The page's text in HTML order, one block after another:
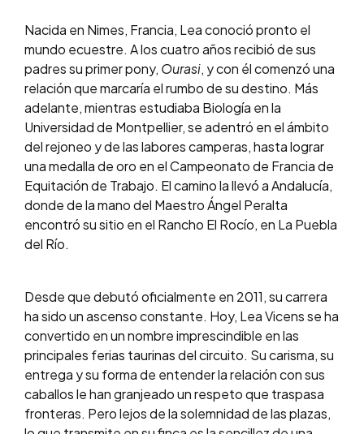
Nacida en Nimes, Francia, Lea conoció pronto el
mundo ecuestre. A los cuatro años recibió de sus
padres su primer pony, Ourasi, y con él comenzó una
relación que marcaría el rumbo de su destino. Más
adelante, mientras estudiaba Biología en la
Universidad de Montpellier, se adentró en el ámbito
del rejoneo y de las labores camperas, hasta lograr
una medalla de oro en el Campeonato de Francia de
Equitación de Trabajo. El camino la llevó a Andalucía,
donde de la mano del Maestro Ángel Peralta
encontró su sitio en el Rancho El Rocío, en La Puebla
del Río.
Desde que debutó oficialmente en 2011, su carrera
ha sido un ascenso constante. Hoy, Lea Vicens se ha
convertido en un nombre imprescindible en las
principales ferias taurinas del circuito. Su carisma, su
entrega y su forma de entender la relación con sus
caballos le han granjeado un respeto que traspasa
fronteras. Pero lejos de la solemnidad de las plazas,